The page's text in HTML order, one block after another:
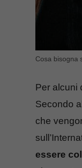
Cosa bisogna
Per alcuni
Secondo
che
essere